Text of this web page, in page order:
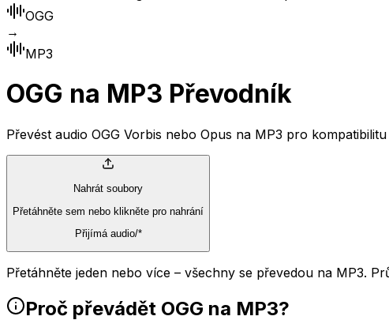
OGG
→
MP3
OGG na MP3 Převodník
Převést audio OGG Vorbis nebo Opus na MP3 pro
Nahrát soubory
Přetáhněte sem nebo klikněte pro nahrání
Přijímá audio/*
Přetáhněte jeden nebo více – všechny se převedou na MP3.
Proč převádět OGG na MP3?